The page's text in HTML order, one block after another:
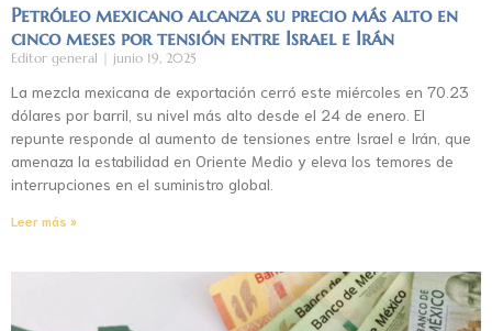
Petróleo mexicano alcanza su precio más alto en
cinco meses por tensión entre Israel e Irán
Editor general junio 19, 2025
La mezcla mexicana de exportación cerró este miércoles en 70.23
dólares por barril, su nivel más alto desde el 24 de enero. El
repunte responde al aumento de tensiones entre Israel e Irán, que
amenaza la estabilidad en Oriente Medio y eleva los temores de
interrupciones en el suministro global.
Leer más »